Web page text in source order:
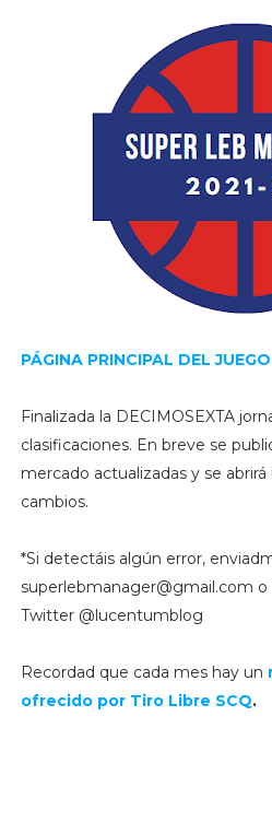
PÁGINA PRINCIPAL DEL JUEGO
Finalizada la DECIMOSEXTA
clasificaciones. En breve se
mercado actualizadas y se
cambios.
*Si detectáis algún error,
superlebmanager@gmail.com
Twitter @lucentumblog
Recordad que cada mes hay un
ofrecido por Tiro Libre SCQ.